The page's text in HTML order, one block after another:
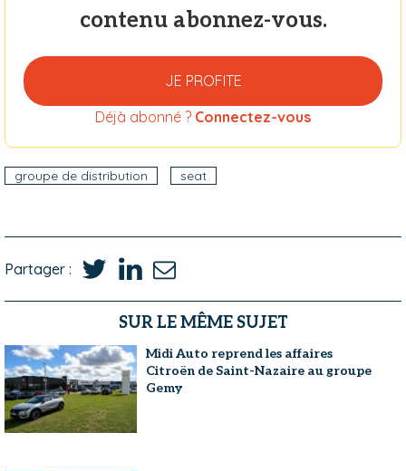
contenu abonnez-vous.
JE PROFITE
Déjà abonné ? Connectez-vous
groupe de distribution seat
Partager :
SUR LE MÊME SUJET
Midi Auto reprend les affaires
Citroën de Saint-Nazaire au groupe
Gemy